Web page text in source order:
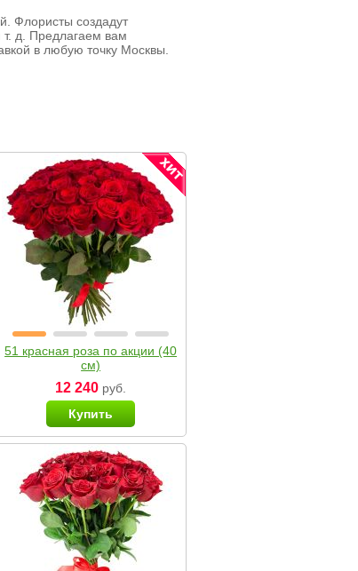
Флористы создадут
д. Предлагаем вам
в любую точку Москвы.
51 красная роза по акции (40
см)
12 240 руб.
Купить